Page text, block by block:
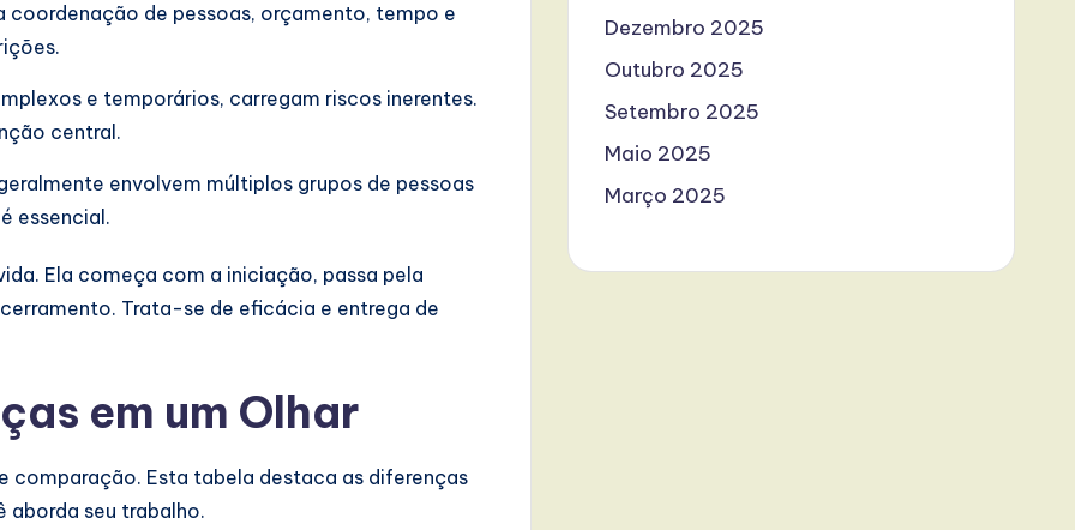
coordenação de pessoas, orçamento, tempo e
e temporários, carregam riscos inerentes.
central.
envolvem múltiplos grupos de pessoas
essencial.
Ela começa com a iniciação, passa pela
Trata-se de eficácia e entrega de
em um Olhar
comparação. Esta tabela destaca as diferenças
aborda seu trabalho.
Dezembro 2025
Outubro 2025
Setembro 2025
Maio 2025
Março 2025